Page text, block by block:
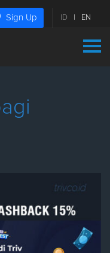
Sign Up ID EN